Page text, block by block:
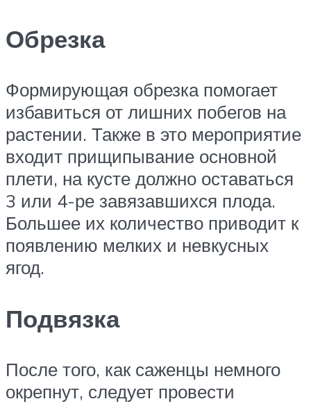
Обрезка
Формирующая обрезка помогает
избавиться от лишних побегов на
растении. Также в это мероприятие
входит прищипывание основной
плети, на кусте должно оставаться
3 или 4-ре завязавшихся плода.
Большее их количество приводит к
появлению мелких и невкусных
ягод.
Подвязка
После того, как саженцы немного
окрепнут, следует провести